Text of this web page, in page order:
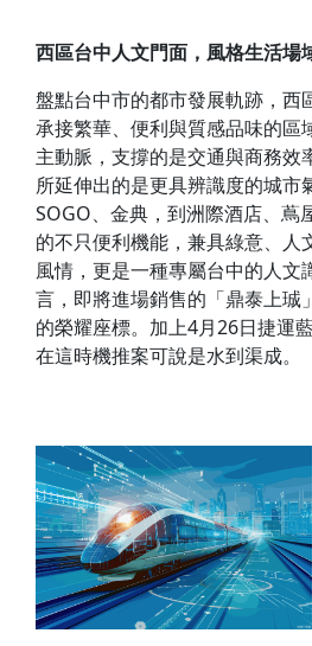
西區台中人文門面，風格生活場
盤點台中市的都市發展軌跡，西
承接繁華、便利與質感品味的區
主動脈，支撐的是交通與商務效
所延伸出的是更具辨識度的城市
SOGO、金典，到洲際酒店、蔦
的不只便利機能，兼具綠意、人
風情，更是一種專屬台中的人文
言，即將進場銷售的「鼎泰上珹
的榮耀座標。加上4月26日捷運
在這時機推案可說是水到渠成。